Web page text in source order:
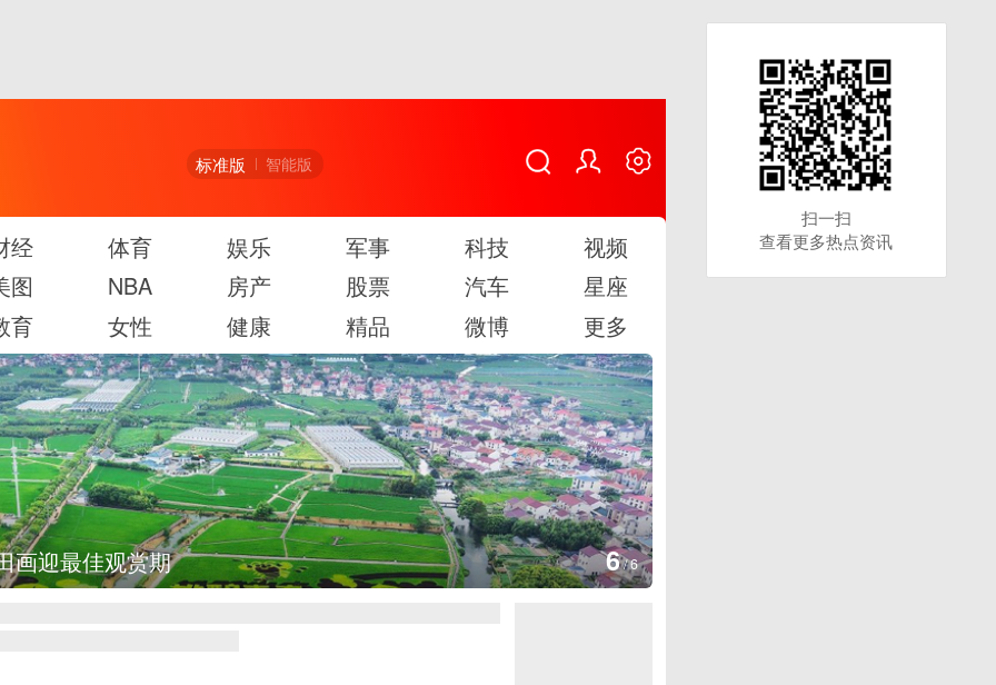
标准版 智能版
经 体育 娱乐 军事 科技
视频
图
NBA 房产 股票 汽车
星座
育
女性 健康 精品 微博 更多
画迎最佳观赏期 6/6
扫一扫
查看更多热点资讯
扫一扫
查看更多热点资讯